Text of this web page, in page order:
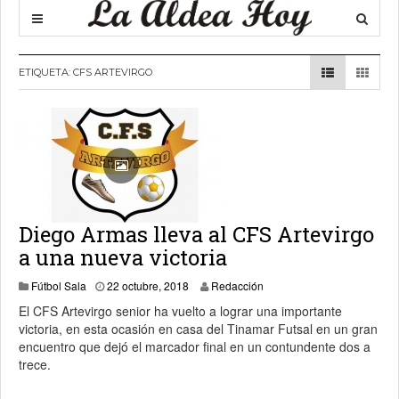
ETIQUETA: CFS ARTEVIRGO
Diego Armas lleva al CFS Artevirgo
a una nueva victoria
Fútbol Sala 22 octubre, 2018 Redacción
El CFS Artevirgo senior ha vuelto a lograr una importante
victoria, en esta ocasión en casa del Tinamar Futsal en un gran
encuentro que dejó el marcador final en un contundente dos a
trece.